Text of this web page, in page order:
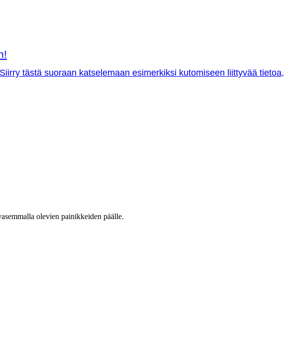
tästä suoraan katselemaan esimerkiksi kutomiseen liittyvää tietoa,
olevien painikkeiden päälle.